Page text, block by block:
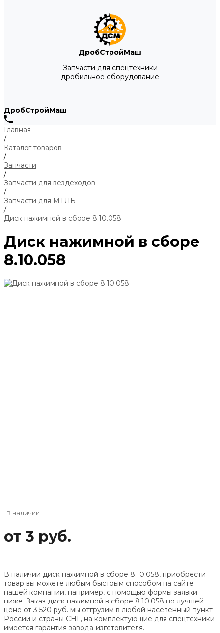
ДробСтройМаш
Запчасти для спецтехники
дробильное оборудование
ДробСтройМаш
Главная
/
Каталог товаров
/
Запчасти
/
Запчасти для вездеходов
/
Запчасти для МТЛБ
/
Диск нажимной в сборе 8.10.058
Диск нажимной в сборе
8.10.058
В наличии
от 3 руб.
В наличии диск нажимной в сборе 8.10.058, приобрести
товар вы можете любым быстрым способом на сайте
нашей компании, например, с помощью формы заявки
ниже. Заказ диск нажимной в сборе 8.10.058 по лучшей
цене от 3 520 руб. мы отгрузим в любой населенный пункт
России и страны СНГ, на комплектующие для спецтехники
имеется гарантия завода-изготовителя.